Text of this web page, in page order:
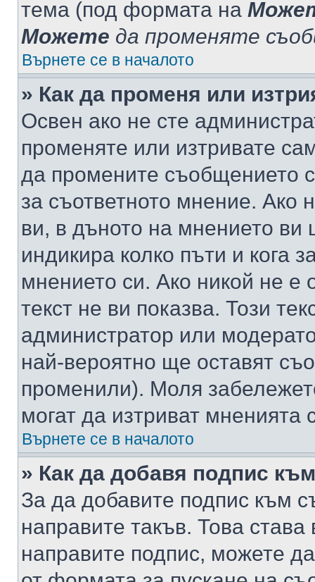
тема (под формата на
Можете да променяте
Върнете се в началото
» Как да променя или
Освен ако не сте
променяте или изтривате
да промените съобщението
за съответното мнение. Ако
ви, в дъното на мнението ви
индикира колко пъти и кога
мнението си. Ако никой не е
текст не ви показва. Този
администратор или
най-вероятно ще оставят
променили). Моля
могат да изтриват мненията
Върнете се в началото
» Как да добавя подпис
За да добавите подпис към
направите такъв. Това
направите подпис, можете